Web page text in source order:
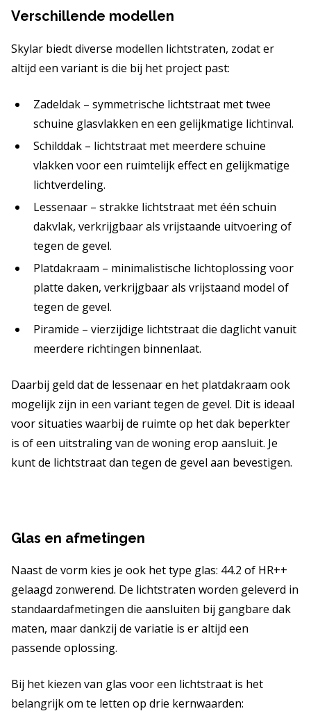
Verschillende modellen
Skylar biedt diverse modellen lichtstraten, zodat er
altijd een variant is die bij het project past:
Zadeldak – symmetrische lichtstraat met twee
schuine glasvlakken en een gelijkmatige lichtinval.
Schilddak – lichtstraat met meerdere schuine
vlakken voor een ruimtelijk effect en gelijkmatige
lichtverdeling.
Lessenaar – strakke lichtstraat met één schuin
dakvlak, verkrijgbaar als vrijstaande uitvoering of
tegen de gevel.
Platdakraam – minimalistische lichtoplossing voor
platte daken, verkrijgbaar als vrijstaand model of
tegen de gevel.
Piramide – vierzijdige lichtstraat die daglicht vanuit
meerdere richtingen binnenlaat.
Daarbij geld dat de lessenaar en het platdakraam ook
mogelijk zijn in een variant tegen de gevel. Dit is ideaal
voor situaties waarbij de ruimte op het dak beperkter
is of een uitstraling van de woning erop aansluit. Je
kunt de lichtstraat dan tegen de gevel aan bevestigen.
Glas en afmetingen
Naast de vorm kies je ook het type glas: 44.2 of HR++
gelaagd zonwerend. De lichtstraten worden geleverd in
standaardafmetingen die aansluiten bij gangbare dak
maten, maar dankzij de variatie is er altijd een
passende oplossing.
Bij het kiezen van glas voor een lichtstraat is het
belangrijk om te letten op drie kernwaarden: